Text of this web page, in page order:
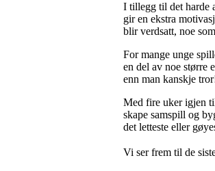
I tillegg til det harde
gir en ekstra
blir verdsatt, noe
For mange unge
en del av noe større
enn man kanskje
Med fire uker igjen
skape samspill og
det letteste eller
Vi ser frem til de